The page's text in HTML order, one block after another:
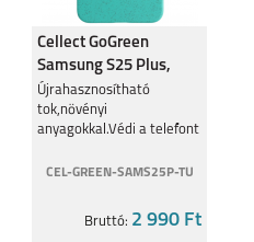
Cellect GoGreen
Samsung S25 Plus,
Türkíz
Újrahasznosítható
tok,növényi
anyagokkal.Védi a telefont
CEL-GREEN-SAMS25P-TU
Bruttó: 2 990 Ft